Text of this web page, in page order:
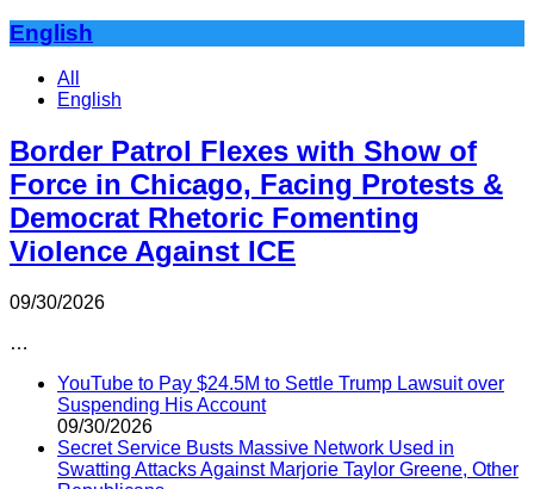
English
All
English
Border Patrol Flexes with Show of
Force in Chicago, Facing Protests &
Democrat Rhetoric Fomenting
Violence Against ICE
09/30/2026
…
YouTube to Pay $24.5M to Settle Trump Lawsuit over
Suspending His Account
09/30/2026
Secret Service Busts Massive Network Used in
Swatting Attacks Against Marjorie Taylor Greene, Other